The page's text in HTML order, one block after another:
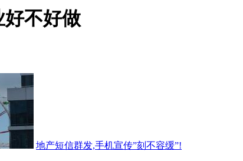
不好做
地产短信群发,手机宣传”刻不容缓”!